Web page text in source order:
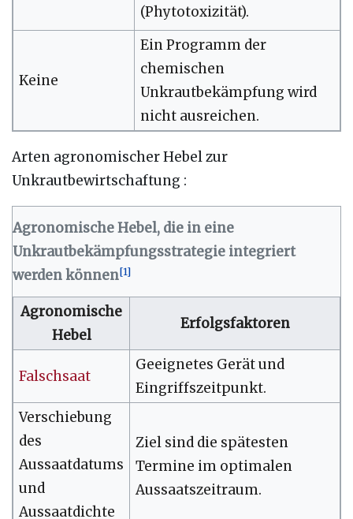
(Phytotoxizität).
Keine
Ein Programm der
chemischen
Unkrautbekämpfung wird
nicht ausreichen.
Arten agronomischer Hebel zur
Unkrautbewirtschaftung :
Agronomische Hebel, die in eine
Unkrautbekämpfungsstrategie integriert
werden können[1]
Agronomische
Hebel
Erfolgsfaktoren
Falschsaat
Geeignetes Gerät und
Eingriffszeitpunkt.
Verschiebung
des
Aussaatdatums
und
Aussaatdichte
Ziel sind die spätesten
Termine im optimalen
Aussaatszeitraum.